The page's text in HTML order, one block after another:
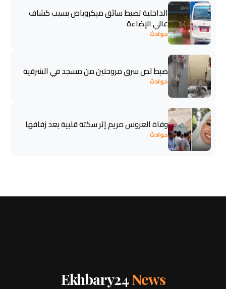
الداخلية تضبط سائق ميكروباص بسبب كشاف
عالي الإضاءة
حوادث
ضبط لص سرق مروحتين من مسجد في الشرقية
حوادث
وفاة العروس مريم إثر سكتة قلبية بعد زفافها
حوادث
Ekhbary24News